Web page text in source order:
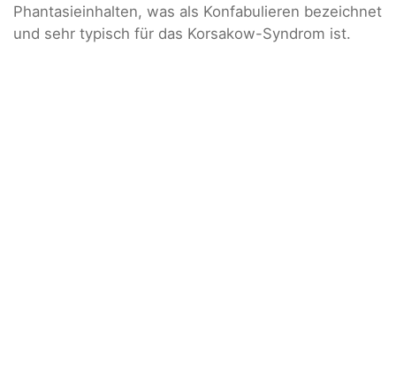
Phantasieinhalten, was als Konfabulieren bezeichnet
und sehr typisch für das Korsakow-Syndrom ist.